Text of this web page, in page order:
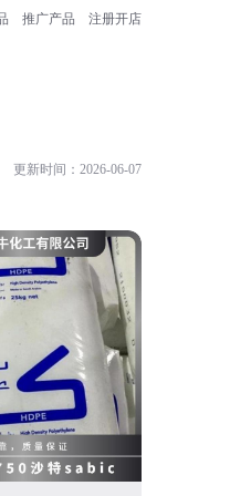
推广产品 注册开店
更新时间：2026-06-07